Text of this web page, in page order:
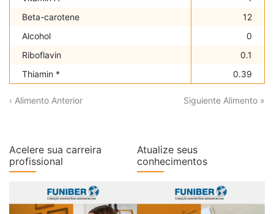
Beta-carotene
12
Alcohol
0
Riboflavin
0.1
Thiamin *
0.39
‹ Alimento Anterior Siguiente Alimento »
Acelere sua carreira
profissional
Atualize seus
conhecimentos